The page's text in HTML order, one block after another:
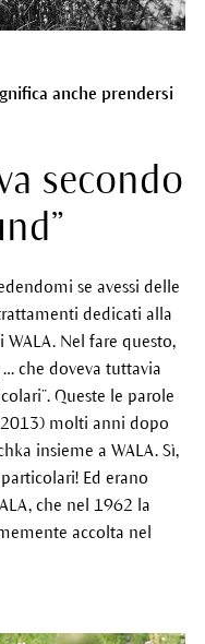
anche prendersi
secondo
se avessi delle
dedicati alla
Nel fare questo,
che doveva tuttavia
Queste le parole
molti anni dopo
insieme a WALA. Sì,
Ed erano
che nel 1962 la
accolta nel